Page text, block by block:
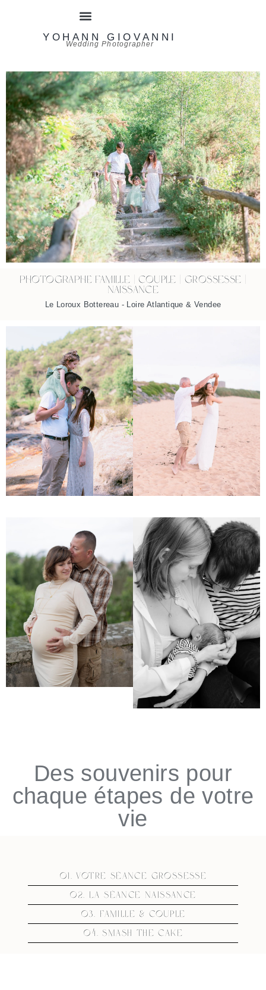
YOHANN GIOVANNI
Wedding Photographer
PHOTOGRAPHE famille | couple | grossesse |
naissance
Le Loroux Bottereau - Loire Atlantique & Vendee
Des souvenirs pour
chaque étapes de votre
vie
01. Votre séance Grossesse
02. La séance Naissance
03. Famille & Couple
04. Smash The Cake